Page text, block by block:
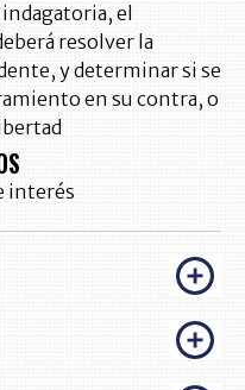
el
resolver la
y determinar si se
en su contra, o
interés